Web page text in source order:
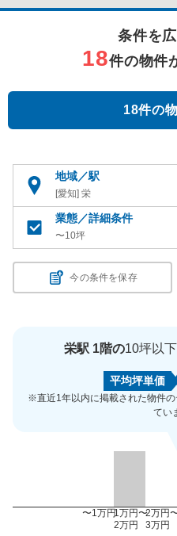
条件を広
18件の物件
18件の
地域／駅
[愛知] 栄
業態／詳細条件
〜10坪
今の条件を保存
栄駅 1階の10坪以
平均坪単価
※直近1年以内に掲載された物件
てい
〜1万円1万円〜
2万円
2万円
3万円